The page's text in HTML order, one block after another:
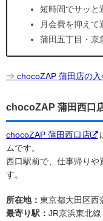
短時間でサッと
月会費を抑えて
蒲田五丁目・京
⇒ chocoZAP 蒲田店の入
chocoZAP 蒲田西口
chocoZAP 蒲田西口店
ムです。
西口駅前で、仕事帰り
す。
所在地： 東京都大田区西
最寄り駅： JR京浜東北